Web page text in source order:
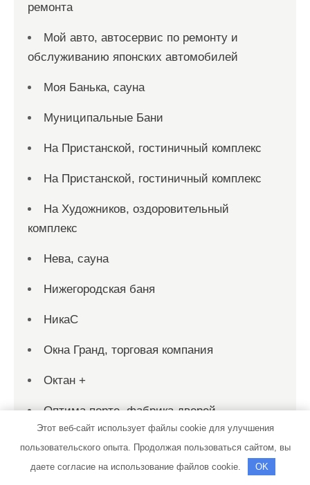
ремонта
Мой авто, автосервис по ремонту и
обслуживанию японских автомобилей
Моя Банька, сауна
Муниципальные Бани
На Пристанской, гостиничный комплекс
На Пристанской, гостиничный комплекс
На Художников, оздоровительный
комплекс
Нева, сауна
Нижегородская баня
НикаС
Окна Гранд, торговая компания
Октан +
Оптима порте, фабрика дверей
Оскар, автомойка и шиномонтажная
Этот веб-сайт использует файлы cookie для улучшения
пользовательского опыта. Продолжая пользоваться сайтом, вы
даете согласие на использование файлов cookie.
OK